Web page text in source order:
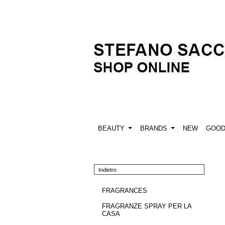
BEAUTY BRANDS NEW
Indietro
FRAGRANCES
FRAGRANZE SPRAY PER LA
CASA